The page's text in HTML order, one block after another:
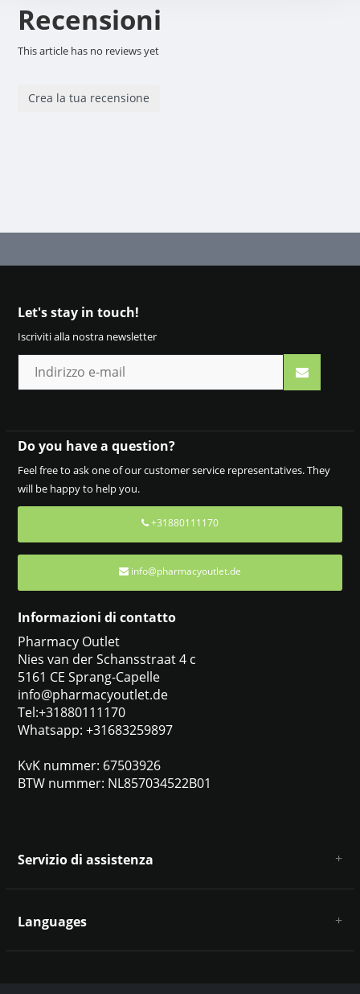
Recensioni
This article has no reviews yet
Crea la tua recensione
Let's stay in touch!
Iscriviti alla nostra newsletter
Do you have a question?
Feel free to ask one of our customer service representatives. They
will be happy to help you.
+31880111170
info@pharmacyoutlet.de
Informazioni di contatto
Pharmacy Outlet
Nies van der Schansstraat 4 c
5161 CE Sprang-Capelle
info@pharmacyoutlet.de
Tel:+31880111170
Whatsapp: +31683259897
KvK nummer: 67503926
BTW nummer: NL857034522B01
Servizio di assistenza
Esclusione di responsabilità e privacy
Languages